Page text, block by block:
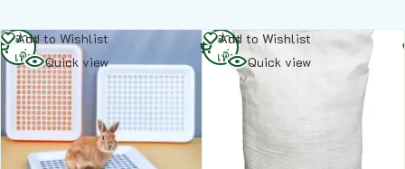
Add to Wishlist
Quick view
อ่าน
เพิ่ม
Add to Wishlist
Quick view
อ่าน
เพิ่ม